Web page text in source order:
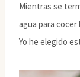
Mientras se
agua para
Yo he elegido